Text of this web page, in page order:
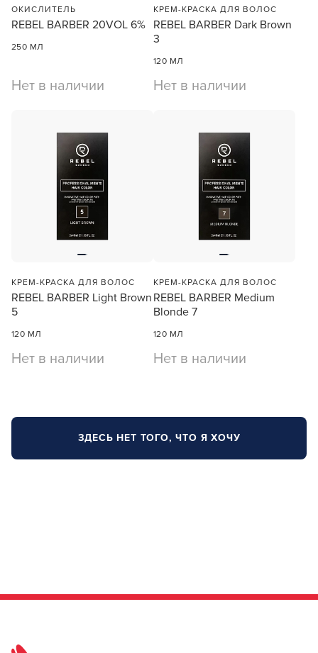
ОКИСЛИТЕЛЬ
REBEL BARBER 20VOL 6%
250 МЛ
Нет в наличии
КРЕМ-КРАСКА ДЛЯ ВОЛОС
REBEL BARBER Dark Brown
3
120 МЛ
Нет в наличии
КРЕМ-КРАСКА ДЛЯ ВОЛОС
REBEL BARBER Light Brown
5
120 МЛ
Нет в наличии
КРЕМ-КРАСКА ДЛЯ ВОЛОС
REBEL BARBER Medium
Blonde 7
120 МЛ
Нет в наличии
ЗДЕСЬ НЕТ ТОГО, ЧТО Я ХОЧУ
Заяц–робот
В новом приложении RedHare Market для Android
намного быстрее!
УСТАНОВИТЬ ИЗ GOOGLE PLAY